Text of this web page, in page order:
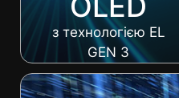
з технологією EL
GEN 3